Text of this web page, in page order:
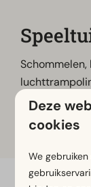
vermaken
strand.
Deze
cookies
We